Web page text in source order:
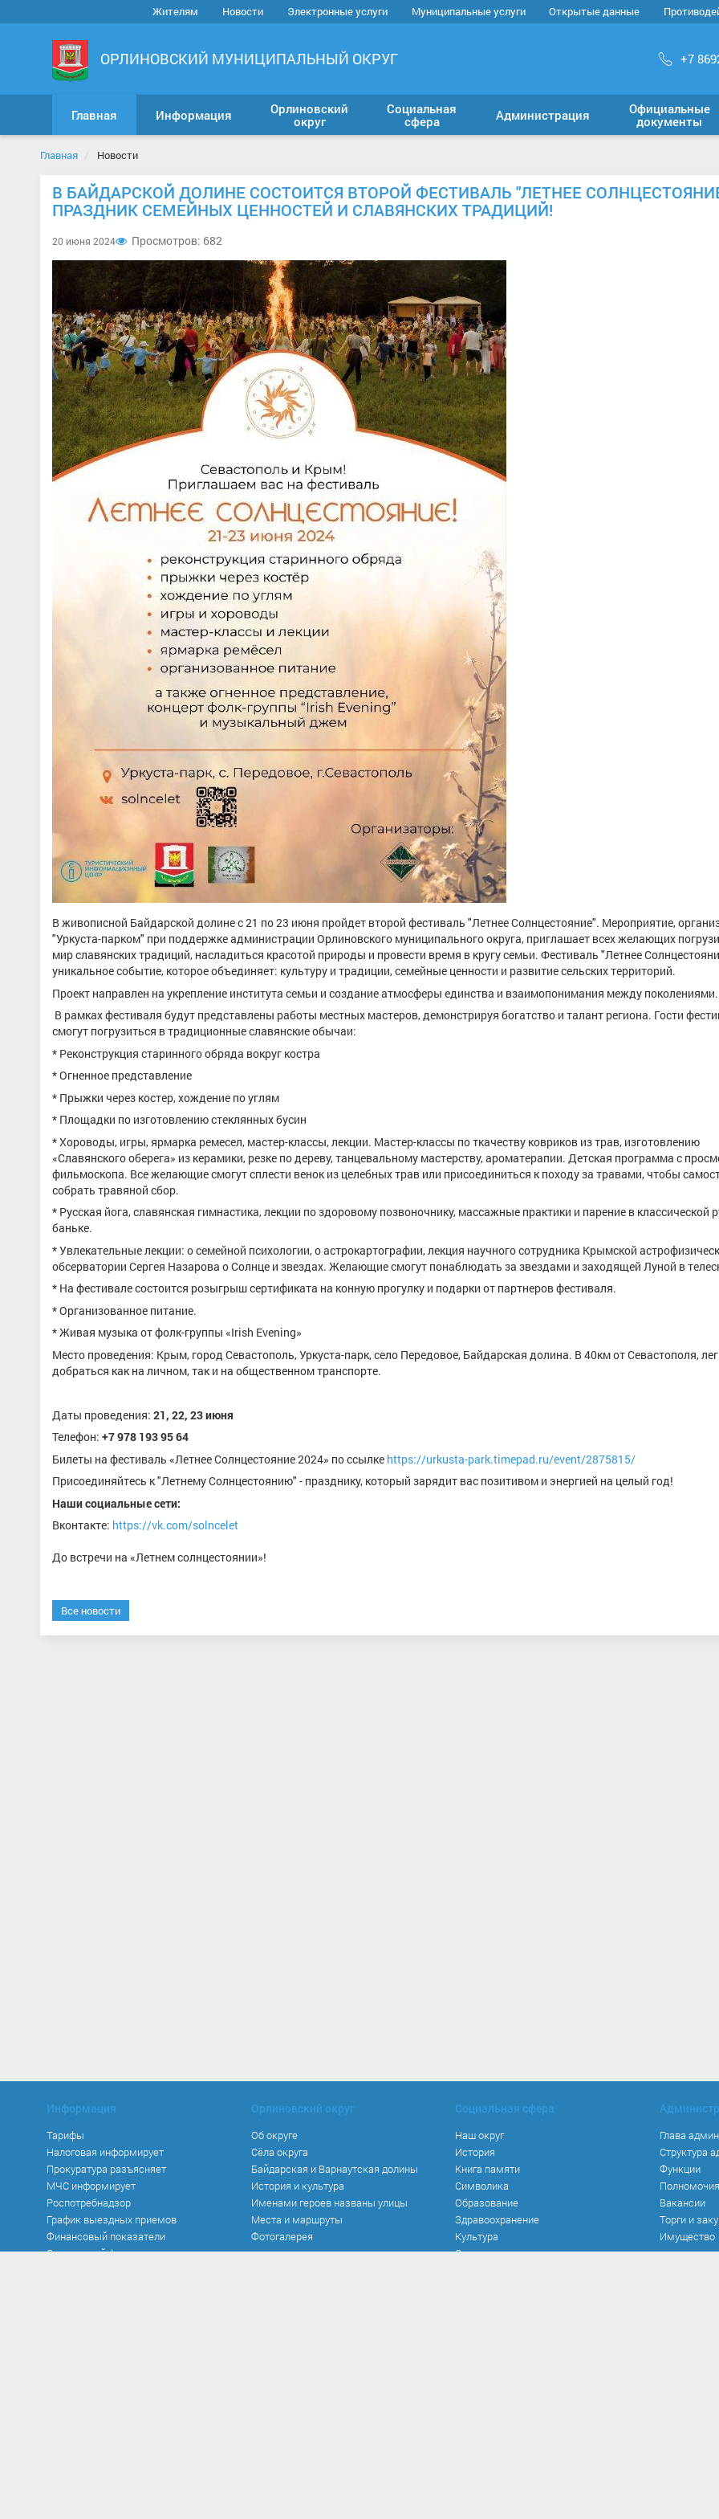
Жителям Новости Электронные услуги Муниципальные услуги Открытые данные
ОРЛИНОВСКИЙ МУНИЦИПАЛЬНЫЙ ОКРУГ +7
Главная Информация
Орлиновский
округ
Социальная
сфера
Администрация
Официальные
документы
Главная Новости
В БАЙДАРСКОЙ ДОЛИНЕ СОСТОИТСЯ ВТОРОЙ ФЕСТИВАЛЬ "ЛЕТНЕЕ
ПРАЗДНИК СЕМЕЙНЫХ ЦЕННОСТЕЙ И СЛАВЯНСКИХ ТРАДИЦИЙ!
20 июня 2024 Просмотров: 682
В живописной Байдарской долине с 21 по 23 июня пройдет второй фестиваль "Летнее Солнцестояние". Мероприятие,
"Уркуста-парком" при поддержке администрации Орлиновского муниципального округа, приглашает всех желающих
мир славянских традиций, насладиться красотой природы и провести время в кругу семьи. Фестиваль "Летнее
уникальное событие, которое объединяет: культуру и традиции, семейные ценности и развитие сельских территорий.
Проект направлен на укрепление института семьи и создание атмосферы единства и взаимопонимания между поколениями.
В рамках фестиваля будут представлены работы местных мастеров, демонстрируя богатство и талант региона. Гости
смогут погрузиться в традиционные славянские обычаи:
* Реконструкция старинного обряда вокруг костра
* Огненное представление
* Прыжки через костер, хождение по углям
* Площадки по изготовлению стеклянных бусин
* Хороводы, игры, ярмарка ремесел, мастер-классы, лекции. Мастер-классы по ткачеству ковриков из трав, изготовлению
«Славянского оберега» из керамики, резке по дереву, танцевальному мастерству, ароматерапии. Детская программа с
фильмоскопа. Все желающие смогут сплести венок из целебных трав или присоединиться к походу за травами, чтобы
собрать травяной сбор.
* Русская йога, славянская гимнастика, лекции по здоровому позвоночнику, массажные практики и парение в классической
баньке.
* Увлекательные лекции: о семейной психологии, о астрокартографии, лекция научного сотрудника Крымской
обсерватории Сергея Назарова о Солнце и звездах. Желающие смогут понаблюдать за звездами и заходящей Луной в
* На фестивале состоится розыгрыш сертификата на конную прогулку и подарки от партнеров фестиваля.
* Организованное питание.
* Живая музыка от фолк-группы «Irish Evening»
Место проведения: Крым, город Севастополь, Уркуста-парк, село Передовое, Байдарская долина. В 40км от Севастополя,
добраться как на личном, так и на общественном транспорте.
Даты проведения: 21, 22, 23 июня
Телефон: +7 978 193 95 64
Билеты на фестиваль «Летнее Солнцестояние 2024» по ссылке https://urkusta-park.timepad.ru/event/2875815/
Присоединяйтесь к "Летнему Солнцестоянию" - празднику, который зарядит вас позитивом и энергией на целый год!
Наши социальные сети:
Вконтакте: https://vk.com/solncelet
До встречи на «Летнем солнцестоянии»!
Все новости
Информация
Тарифы
Налоговая информирует
Прокуратура разъясняет
МЧС информирует
Роспотребнадзор
График выездных приемов
Финансовый показатели
Социальный фонд
Орлиновский округ
Об округе
Сёла округа
Байдарская и Варнаутская долины
История и культура
Именами героев названы улицы
Места и маршруты
Фотогалерея
Социальная сфера
Наш округ
История
Книга памяти
Символика
Образование
Здравоохранение
Культура
Спорт
Глава
Структура
Функции
Полномочия
Вакансии
Торги и
Имущество